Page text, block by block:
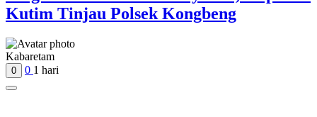
Kutim Tinjau Polsek Kongbeng
Kabaretam
0 0 1 hari